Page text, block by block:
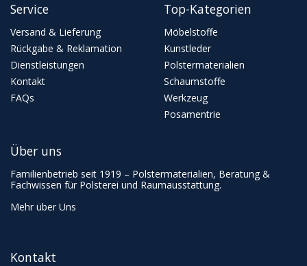
Service
Versand & Lieferung
Rückgabe & Reklamation
Dienstleistungen
Kontakt
FAQs
Top-Kategorien
Möbelstoffe
Kunstleder
Polstermaterialien
Schaumstoffe
Werkzeug
Posamentrie
Kontakt
Über uns
Familienbetrieb seit 1919 – Polstermaterialien, Beratung &
Fachwissen für Polsterei und Raumausstattung.
Mehr über Uns